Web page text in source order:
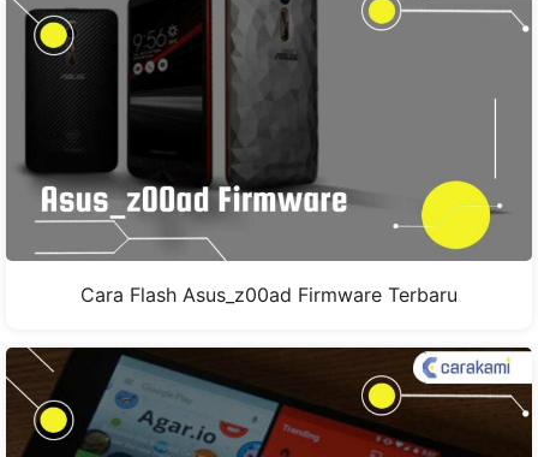
Cara Flash Asus_z00ad Firmware Terbaru